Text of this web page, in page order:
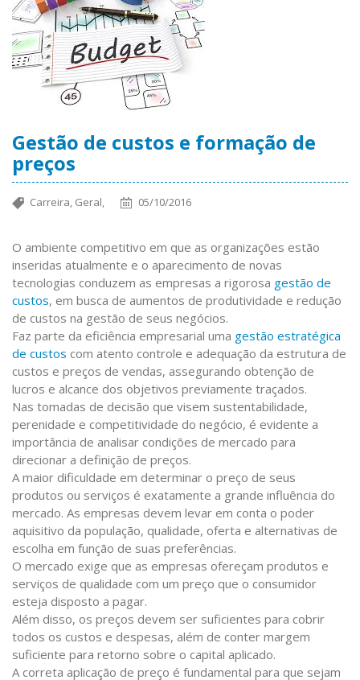
Gestão de custos e formação de
preços
Carreira, Geral, 05/10/2016
O ambiente competitivo em que as organizações estão
inseridas atualmente e o aparecimento de novas
tecnologias conduzem as empresas a rigorosa gestão de
custos, em busca de aumentos de produtividade e redução
de custos na gestão de seus negócios.
Faz parte da eficiência empresarial uma gestão estratégica
de custos com atento controle e adequação da estrutura de
custos e preços de vendas, assegurando obtenção de
lucros e alcance dos objetivos previamente traçados.
Nas tomadas de decisão que visem sustentabilidade,
perenidade e competitividade do negócio, é evidente a
importância de analisar condições de mercado para
direcionar a definição de preços.
A maior dificuldade em determinar o preço de seus
produtos ou serviços é exatamente a grande influência do
mercado. As empresas devem levar em conta o poder
aquisitivo da população, qualidade, oferta e alternativas de
escolha em função de suas preferências.
O mercado exige que as empresas ofereçam produtos e
serviços de qualidade com um preço que o consumidor
esteja disposto a pagar.
Além disso, os preços devem ser suficientes para cobrir
todos os custos e despesas, além de conter margem
suficiente para retorno sobre o capital aplicado.
A correta aplicação de preço é fundamental para que sejam